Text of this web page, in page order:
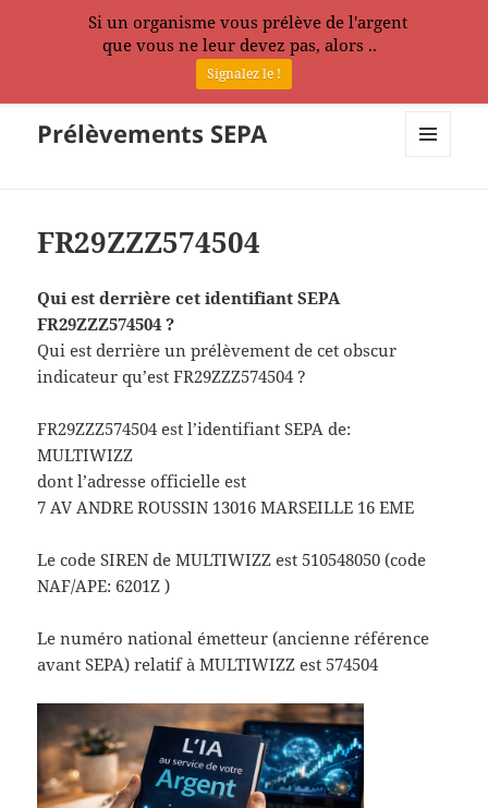
Prélèvements SEPA
FR29ZZZ574504
Qui est derrière cet identifiant SEPA
FR29ZZZ574504 ?
Qui est derrière un prélèvement de cet obscur
indicateur qu’est FR29ZZZ574504 ?
FR29ZZZ574504 est l’identifiant SEPA de:
MULTIWIZZ
dont l’adresse officielle est
7 AV ANDRE ROUSSIN 13016 MARSEILLE 16 EME
Le code SIREN de MULTIWIZZ est 510548050 (code
NAF/APE: 6201Z )
Le numéro national émetteur (ancienne référence
avant SEPA) relatif à MULTIWIZZ est 574504
Si un organisme vous prélève de l'argent
que vous ne leur devez pas, alors ..
Signalez le !